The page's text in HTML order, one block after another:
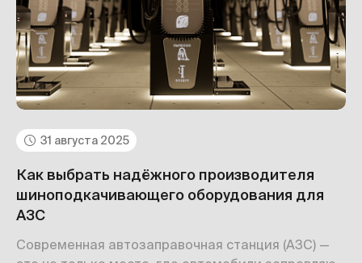
31 августа 2025
Как выбрать надёжного производителя
шиноподкачивающего оборудования для
АЗС
Современная автозаправочная станция (АЗС) —